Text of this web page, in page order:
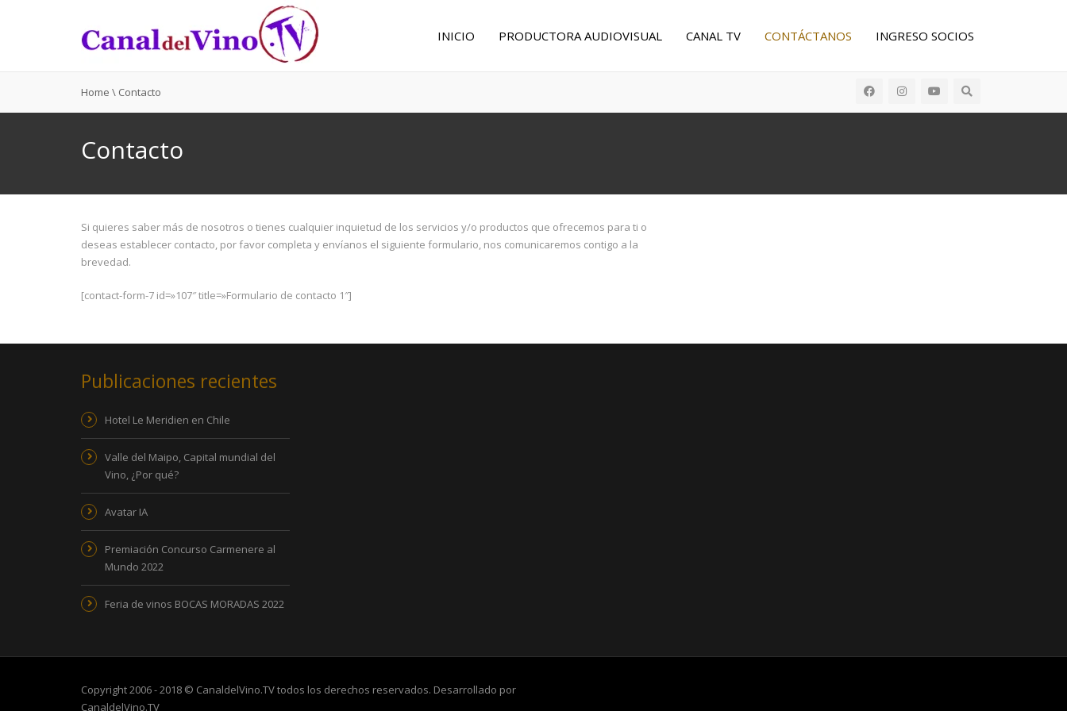
INICIO PRODUCTORA AUDIOVISUAL CANAL TV CONTÁCTANOS INGRESO SOCIOS
Home \ Contacto
Contacto
Si quieres saber más de nosotros o tienes cualquier inquietud de los servicios y/o productos que ofrecemos para ti o
deseas establecer contacto, por favor completa y envíanos el siguiente formulario, nos comunicaremos contigo a la
brevedad.
[contact-form-7 id=»107″ title=»Formulario de contacto 1″]
Publicaciones recientes
Hotel Le Meridien en Chile
Valle del Maipo, Capital mundial del
Vino, ¿Por qué?
Avatar IA
Premiación Concurso Carmenere al
Mundo 2022
Feria de vinos BOCAS MORADAS 2022
Copyright 2006 - 2018 © CanaldelVino.TV todos los derechos reservados. Desarrollado por
CanaldelVino.TV